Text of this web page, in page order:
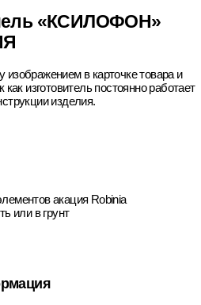
«КСИЛОФОН»
в карточке товара и
изготовитель постоянно работает
изделия.
акация Robinia
или в грунт